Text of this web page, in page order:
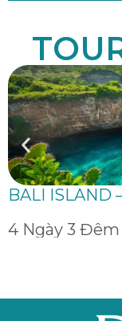
BALI ISLAND
4 Ngày 3 Đêm